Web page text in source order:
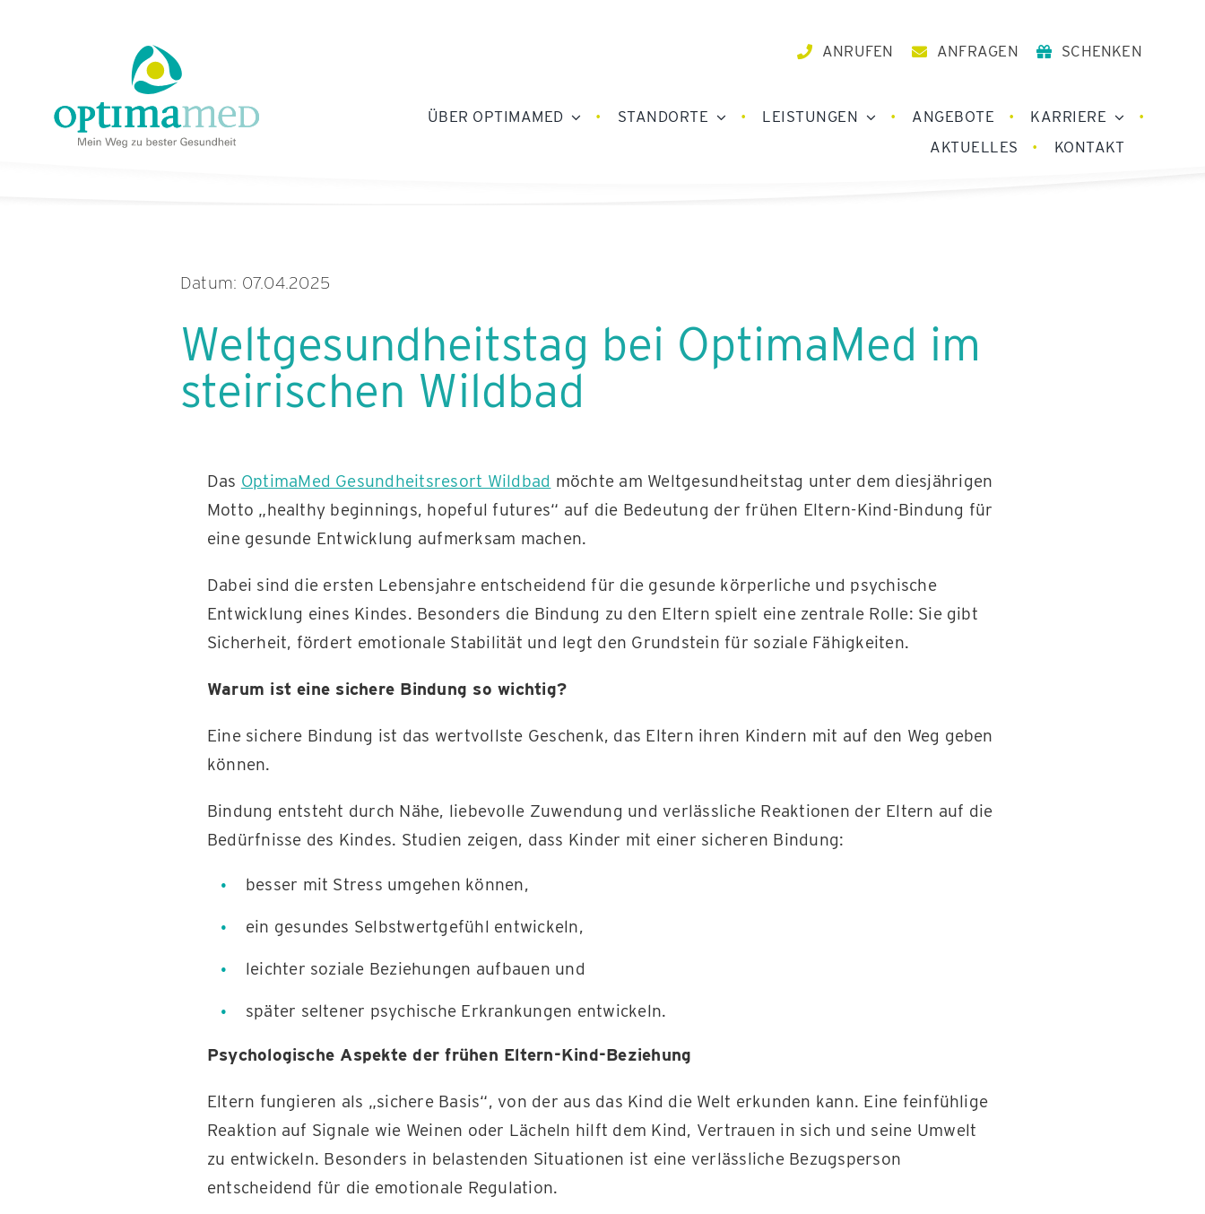
ANRUFEN ANFRAGEN SCHENKEN
ÜBER OPTIMAMED STANDORTE LEISTUNGEN ANGEBOTE
KARRIERE
AKTUELLES
KONTAKT
Datum: 07.04.2025
Weltgesundheitstag bei OptimaMed im
steirischen Wildbad
Das OptimaMed Gesundheitsresort Wildbad möchte am Weltgesundheitstag unter dem diesjährigen
Motto „healthy beginnings, hopeful futures“ auf die Bedeutung der frühen Eltern-Kind-Bindung für
eine gesunde Entwicklung aufmerksam machen.
Dabei sind die ersten Lebensjahre entscheidend für die gesunde körperliche und psychische
Entwicklung eines Kindes. Besonders die Bindung zu den Eltern spielt eine zentrale Rolle: Sie gibt
Sicherheit, fördert emotionale Stabilität und legt den Grundstein für soziale Fähigkeiten.
Warum ist eine sichere Bindung so wichtig?
Eine sichere Bindung ist das wertvollste Geschenk, das Eltern ihren Kindern mit auf den Weg geben
können.
Bindung entsteht durch Nähe, liebevolle Zuwendung und verlässliche Reaktionen der Eltern auf die
Bedürfnisse des Kindes. Studien zeigen, dass Kinder mit einer sicheren Bindung:
besser mit Stress umgehen können,
ein gesundes Selbstwertgefühl entwickeln,
leichter soziale Beziehungen aufbauen und
später seltener psychische Erkrankungen entwickeln.
Psychologische Aspekte der frühen Eltern-Kind-Beziehung
Eltern fungieren als „sichere Basis“, von der aus das Kind die Welt erkunden kann. Eine feinfühlige
Reaktion auf Signale wie Weinen oder Lächeln hilft dem Kind, Vertrauen in sich und seine Umwelt
zu entwickeln. Besonders in belastenden Situationen ist eine verlässliche Bezugsperson
entscheidend für die emotionale Regulation.